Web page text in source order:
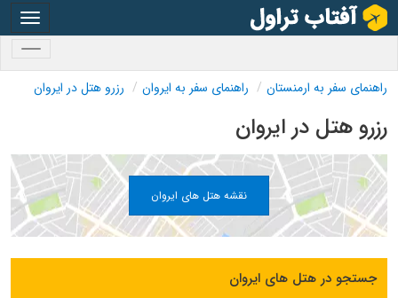
راهنمای سفر به ارمنستان راهنمای سفر به ایروان رزرو هتل در ایروان
رزرو هتل در ایروان
نقشه هتل های ایروان
جستجو در هتل های ایروان